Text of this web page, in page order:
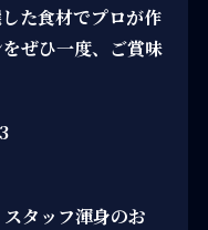
た食材でプロが作
ぜひ一度、ご賞味
タッフ渾身のお